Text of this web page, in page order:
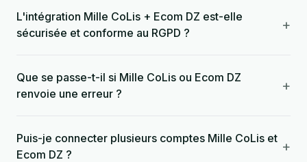
L'intégration Mille CoLis + Ecom DZ est-elle
sécurisée et conforme au RGPD ?
+
Que se passe-t-il si Mille CoLis ou Ecom DZ
renvoie une erreur ?
+
Puis-je connecter plusieurs comptes Mille CoLis et
Ecom DZ ?
+